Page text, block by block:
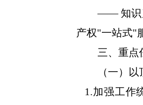
—— 知识
产权"一站式"
三、重点
（一）
1.加强工作